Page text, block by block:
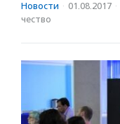
Новости · 01.08.2017 ·
чест­во